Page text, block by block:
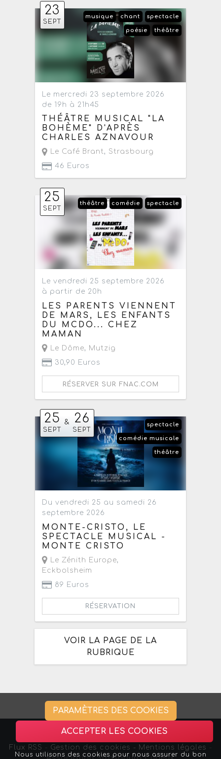
23
SEPT
spectacle
chant
musique
théâtre
poésie
Le mercredi 23 septembre 2026
de 19h à 21h45
THÉÂTRE MUSICAL "LA
BOHÈME" D'APRÈS
CHARLES AZNAVOUR
Le Café Brant, Strasbourg
46 Euros
25
SEPT
spectacle
comédie
théâtre
Le vendredi 25 septembre 2026
à partir de 20h
LES PARENTS VIENNENT
DE MARS, LES ENFANTS
DU MCDO... CHEZ
MAMAN
Le Dôme, Mutzig
30,90 Euros
RÉSERVER SUR FNAC.COM
25
SEPT
& 26
SEPT
spectacle
comédie musicale
théâtre
Du vendredi 25 au samedi 26
septembre 2026
MONTE-CRISTO, LE
SPECTACLE MUSICAL -
MONTE CRISTO
Le Zénith Europe,
Eckbolsheim
89 Euros
RÉSERVATION
VOIR LA PAGE DE LA
RUBRIQUE
Flux RSS Gestion des cookies - Mentions légales
PARAMÈTRES DES COOKIES
ACCEPTER LES COOKIES
Nous utilisons des cookies pour nous assurer du bon